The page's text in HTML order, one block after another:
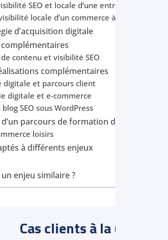
SEO et locale d’une entreprise B2B du
locale d’un commerce à Paris
d’acquisition digitale
contenu et visibilité SEO
complémentaires
digitale et parcours client
digitale et e-commerce
SEO sous WordPress
parcours de formation diplômante
loisirs
à différents enjeux
enjeu similaire ?
Cas clients à la une